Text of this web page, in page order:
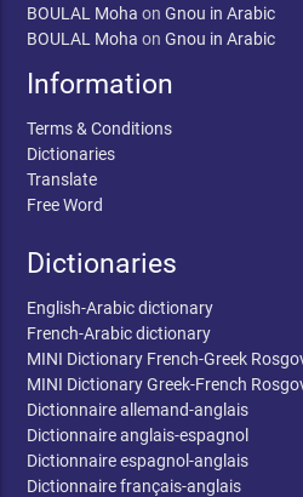
BOULAL Moha onGnou in Arabic
BOULAL Moha onGnou in Arabic
Information
Terms & Conditions
Dictionaries
Translate
Free Word
Dictionaries
English-Arabic dictionary
French-Arabic dictionary
MINI Dictionary French-Greek
MINI Dictionary Greek-French
Dictionnaire allemand-anglais
Dictionnaire anglais-espagnol
Dictionnaire espagnol-anglais
Dictionnaire français-anglais